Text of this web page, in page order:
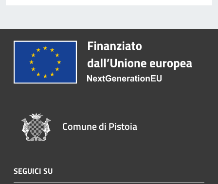
Comune di Pistoia
SEGUICI SU